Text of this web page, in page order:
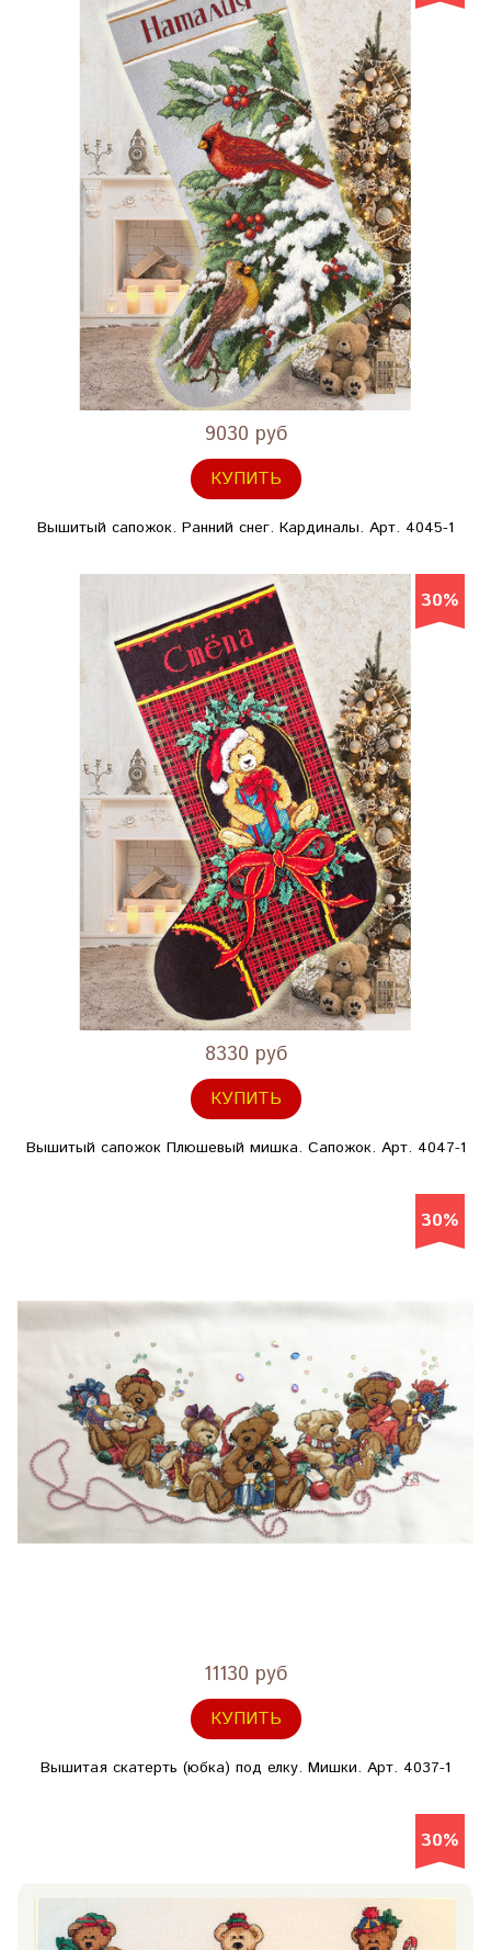
9030 руб
КУПИТЬ
Вышитый сапожок. Ранний снег. Кардиналы. Арт. 4045-1
30%
8330 руб
КУПИТЬ
Вышитый сапожок Плюшевый мишка. Сапожок. Арт. 4047-1
30%
11130 руб
КУПИТЬ
Вышитая скатерть (юбка) под елку. Мишки. Арт. 4037-1
30%